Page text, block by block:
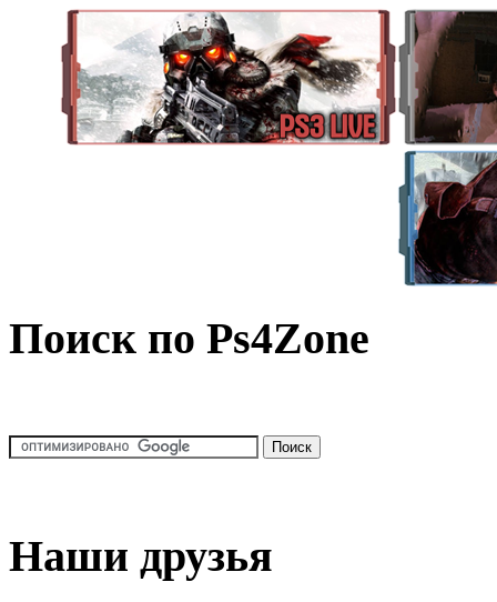
Поиск по Ps4Zone
Наши друзья